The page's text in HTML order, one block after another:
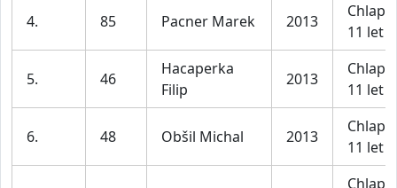
4. 85 Pacner Marek 2013
11 let
5. 46
Hacaperka
Filip
2013
11 let
6. 48 Obšil Michal 2013
11 let